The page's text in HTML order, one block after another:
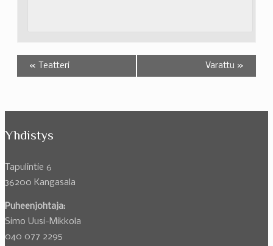
« Teatteri Varattu »
Yhdistys
Tapulintie 6
36200 Kangasala
Puheenjohtaja:
Simo Uusi-Mikkola
040 077 2295